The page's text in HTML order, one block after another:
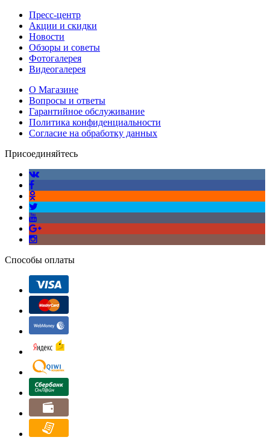
Пресс-центр
Акции и скидки
Новости
Обзоры и советы
Фотогалерея
Видеогалерея
О Магазине
Вопросы и ответы
Гарантийное обслуживание
Политика конфиденциальности
Согласие на обработку данных
Присоединяйтесь
Способы оплаты